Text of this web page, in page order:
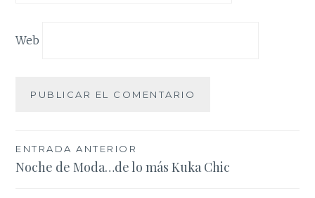
Web
Navegación
de
ENTRADA ANTERIOR
Noche de Moda…de lo más Kuka Chic